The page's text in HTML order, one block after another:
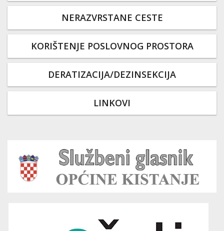
NERAZVRSTANE CESTE
KORIŠTENJE POSLOVNOG PROSTORA
DERATIZACIJA/DEZINSEKCIJA
LINKOVI